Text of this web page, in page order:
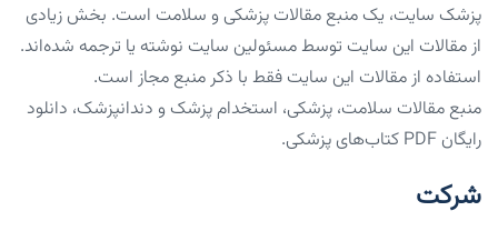
پزشک سایت، یک منبع مقالات پزشکی و سلامت است. بخش زیادی
از مقالات این سایت توسط مسئولین سایت نوشته یا ترجمه شده‌اند.
استفاده از مقالات این سایت فقط با ذکر منبع مجاز است.
منبع مقالات سلامت، پزشکی، استخدام پزشک و دندانپزشک، دانلود
رایگان PDF کتاب‌های پزشکی.
شرکت